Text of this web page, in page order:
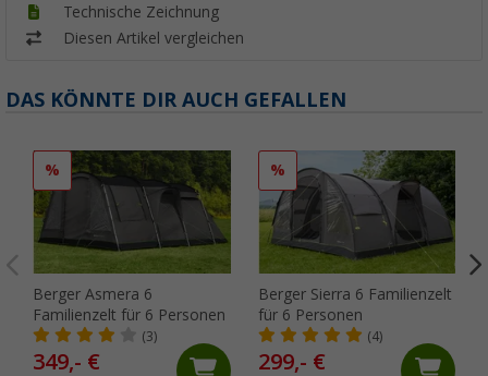
Technische Zeichnung
Diesen Artikel vergleichen
DAS KÖNNTE DIR AUCH GEFALLEN
%
Berger Asmera 6
Familienzelt für 6 Personen
(3)
349,- €
%
Berger Sierra 6 Familienzelt
für 6 Personen
(4)
299,- €